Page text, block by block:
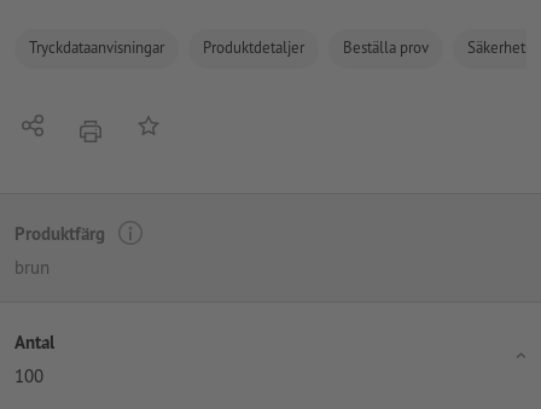
Tryckdataanvisningar Produktdetaljer Beställa prov
Dela erbjudandePå anteckningslistan
Produktfärg
brun
Antal
100